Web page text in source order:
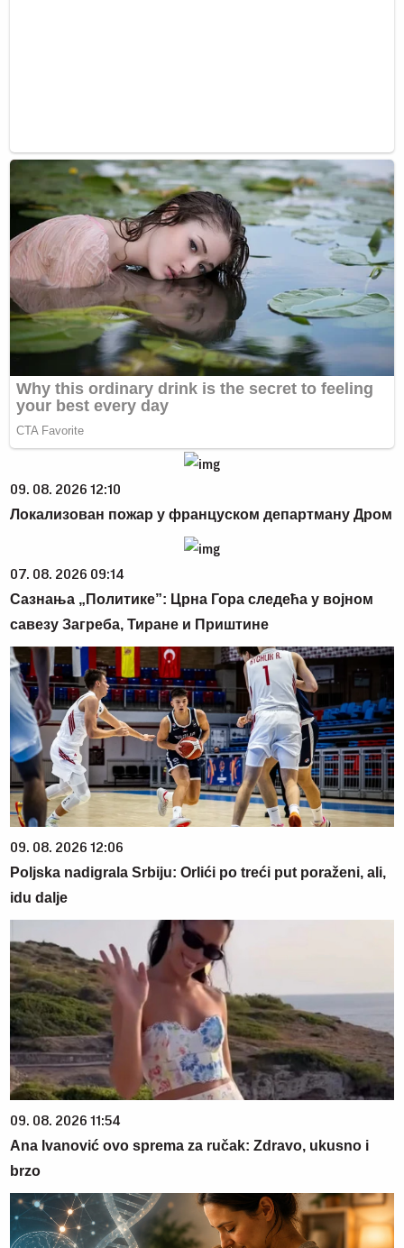
09. 08. 2026 12:10
Локализован пожар у француском департману Дром
07. 08. 2026 09:14
Сазнања „Политике”: Црна Гора следећа у војном
савезу Загреба, Тиране и Приштине
09. 08. 2026 12:06
Poljska nadigrala Srbiju: Orlići po treći put poraženi, ali,
idu dalje
09. 08. 2026 11:54
Ana Ivanović ovo sprema za ručak: Zdravo, ukusno i
brzo